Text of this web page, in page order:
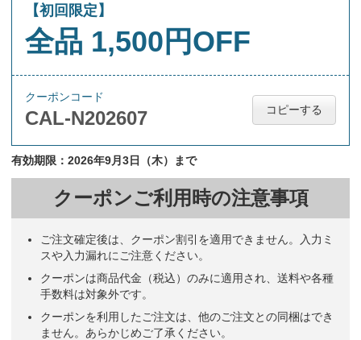
3カ月は便利だと 高評なので 介護タクシー
建築塗装業・ハウスクリーニング業
この3ヶ月カレンダー（IC-302）がやっぱり好きです 建築工事
毎年購入しているから 福祉事業
【初回限定】
全品 1,500円OFF
クーポンコード
CAL-N202607 コピーする
有効期限：2026年9月3日（木）まで
クーポンご利用時の注意事項
ご注文確定後は、クーポン割引を適用できません。入力ミ
スや入力漏れにご注意ください。
クーポンは商品代金（税込）のみに適用され、送料や各種
手数料は対象外です。
クーポンを利用したご注文は、他のご注文との同梱はでき
ません。あらかじめご了承ください。